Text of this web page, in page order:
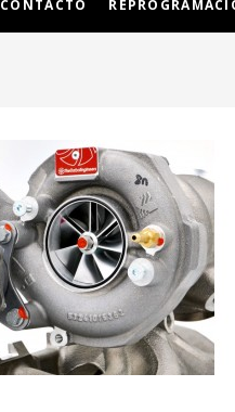
CONTACTO